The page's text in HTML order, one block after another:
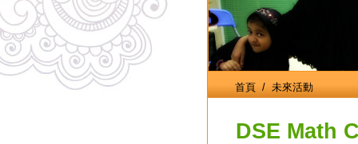
首頁 / 未來活動
DSE Math